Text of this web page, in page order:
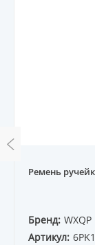
Ремень
Бренд: WXQP
Артикул: